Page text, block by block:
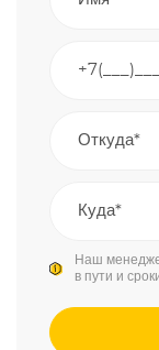
Наш
в пути и